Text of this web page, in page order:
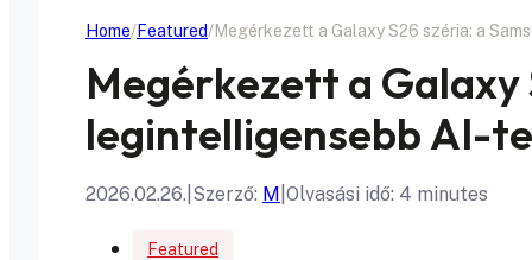
Home Featured Megérkezett a Galaxy S26 széria: a
Megérkezett a Galaxy
legintelligensebb AI-
2026.02.26. Szerző: M Olvasási idő: 4 minutes
Featured